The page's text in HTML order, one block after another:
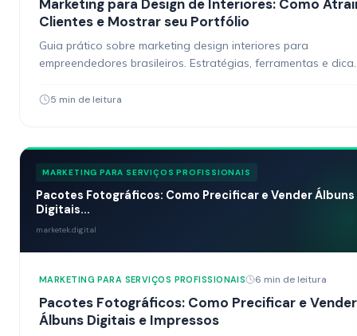
Marketing para Design de Interiores: Como
Clientes e Mostrar seu Portfólio
Guia prático sobre marketing design interiores para
empreendedores brasileiros. Estratégias, ferramentas e
5 min de leitura
MARKETING PARA SERVIÇOS PROFISSIONAIS
Pacotes Fotográficos: Como Precificar e Vender Álbuns
Digitais...
marketek.digital
MARKETING PARA SERVIÇOS PROFISSIONAIS 6 min de leitura
Pacotes Fotográficos: Como Precificar e Vender
Álbuns Digitais e Impressos